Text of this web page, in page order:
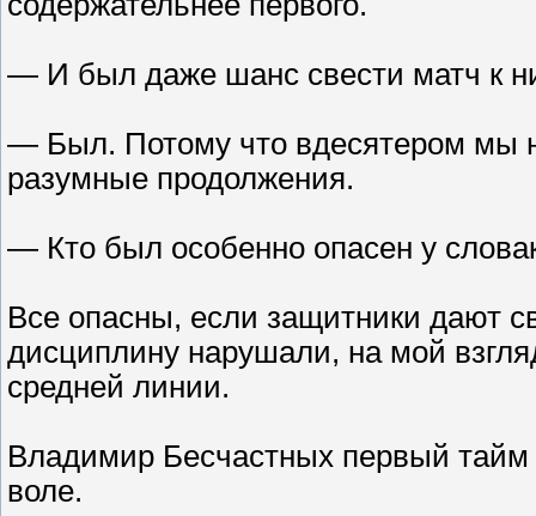
— И был даже шанс свести матч к
— Был. Потому что вдесятером мы
разумные продолжения.
— Кто был особенно опасен у
Все опасны, если защитники дают
дисциплину нарушали, на мой
средней линии.
Владимир Бесчастных первый
воле.